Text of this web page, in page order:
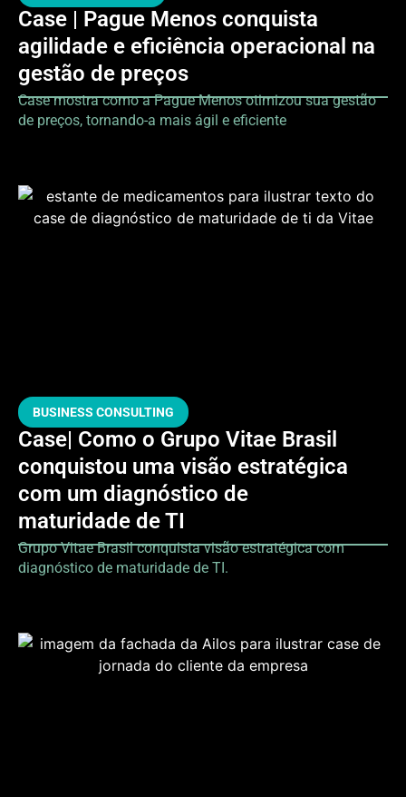
Case | Pague Menos conquista
agilidade e eficiência operacional na
gestão de preços
Case mostra como a Pague Menos otimizou sua gestão
de preços, tornando-a mais ágil e eficiente
BUSINESS CONSULTING
Case| Como o Grupo Vitae Brasil
conquistou uma visão estratégica
com um diagnóstico de
maturidade de TI
Grupo Vitae Brasil conquista visão estratégica com
diagnóstico de maturidade de TI.